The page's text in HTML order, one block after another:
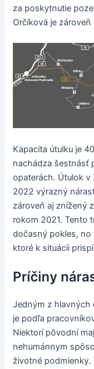
za poskytnutie
Orčíková je
Kapacita útulku je
nachádza šestnásť
opaterách. Útulok v
2022 výrazný
zároveň aj znížený
rokom 2021. Tento
dočasný pokles, no
ktoré k situácii
Príčiny
Jedným z hlavných
je podľa
Niektorí pôvodní
nehumánnym
životné